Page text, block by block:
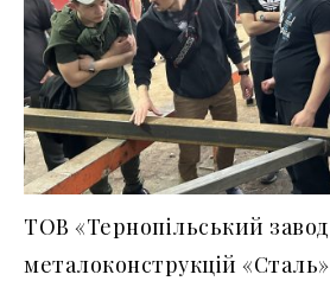
ТОВ «Тернопільський завод
металоконструкцій «Сталь»